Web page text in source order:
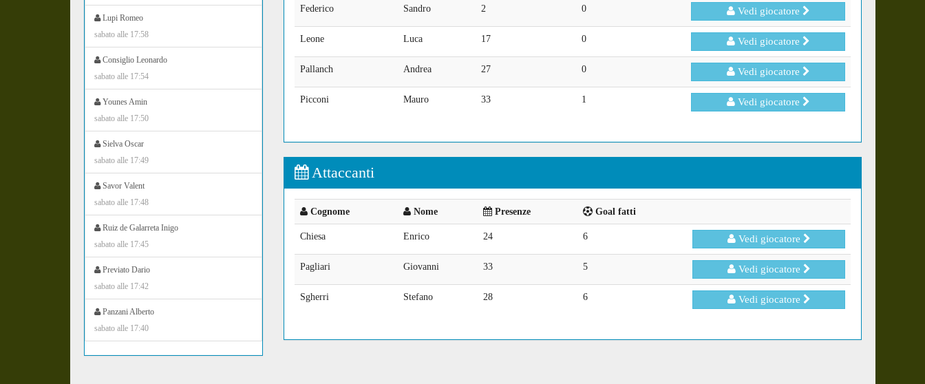
Lupi Romeo
sabato alle 17:58
Consiglio Leonardo
sabato alle 17:54
Younes Amin
sabato alle 17:50
Sielva Oscar
sabato alle 17:49
Savor Valent
sabato alle 17:48
Ruiz de Galarreta Inigo
sabato alle 17:45
Previato Dario
sabato alle 17:42
Panzani Alberto
sabato alle 17:40
Federico Sandro 2 0 Vedi giocatore
Leone Luca 17 0 Vedi giocatore
Pallanch Andrea 27 0 Vedi giocatore
Picconi Mauro 33 1 Vedi giocatore
Attaccanti
Cognome Nome Presenze Goal fatti
Chiesa Enrico 24 6 Vedi giocatore
Pagliari Giovanni 33 5 Vedi giocatore
Sgherri Stefano 28 6 Vedi giocatore